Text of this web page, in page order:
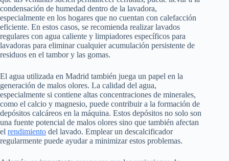
condensación de humedad dentro de la lavadora,
especialmente en los hogares que no cuentan con calefacción
eficiente. En estos casos, se recomienda realizar lavados
regulares con agua caliente y limpiadores específicos para
lavadoras para eliminar cualquier acumulación persistente de
residuos en el tambor y las gomas.
El agua utilizada en Madrid también juega un papel en la
generación de malos olores. La calidad del agua,
especialmente si contiene altas concentraciones de minerales,
como el calcio y magnesio, puede contribuir a la formación de
depósitos calcáreos en la máquina. Estos depósitos no solo son
una fuente potencial de malos olores sino que también afectan
el rendimiento del lavado. Emplear un descalcificador
regularmente puede ayudar a minimizar estos problemas.